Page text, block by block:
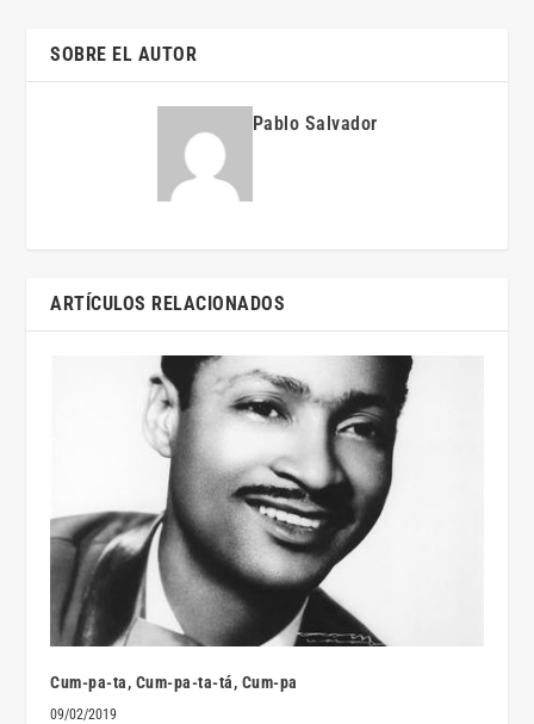
SOBRE EL AUTOR
Pablo Salvador
ARTÍCULOS RELACIONADOS
Cum-pa-ta, Cum-pa-ta-tá, Cum-pa
09/02/2019